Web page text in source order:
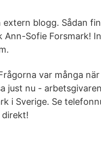
blogg. Sådan
Ann-Sofie Forsmark!
var många
just nu -
i Sverige. Se
direkt!